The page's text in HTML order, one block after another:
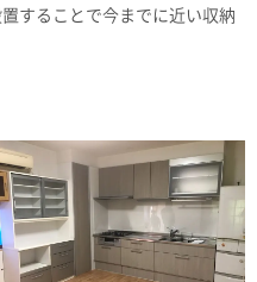
することで今までに近い収納